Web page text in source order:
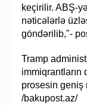
keçirilir. ABŞ-
nəticələrlə
göndərilib,"-
Tramp
immiqrantların
prosesin geniş
/bakupost.az/